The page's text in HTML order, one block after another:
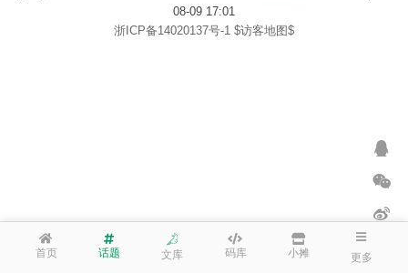
首页 话题 文库 码库 小摊 更多
08-09 17:01
浙ICP备14020137号-1 $访客地图$